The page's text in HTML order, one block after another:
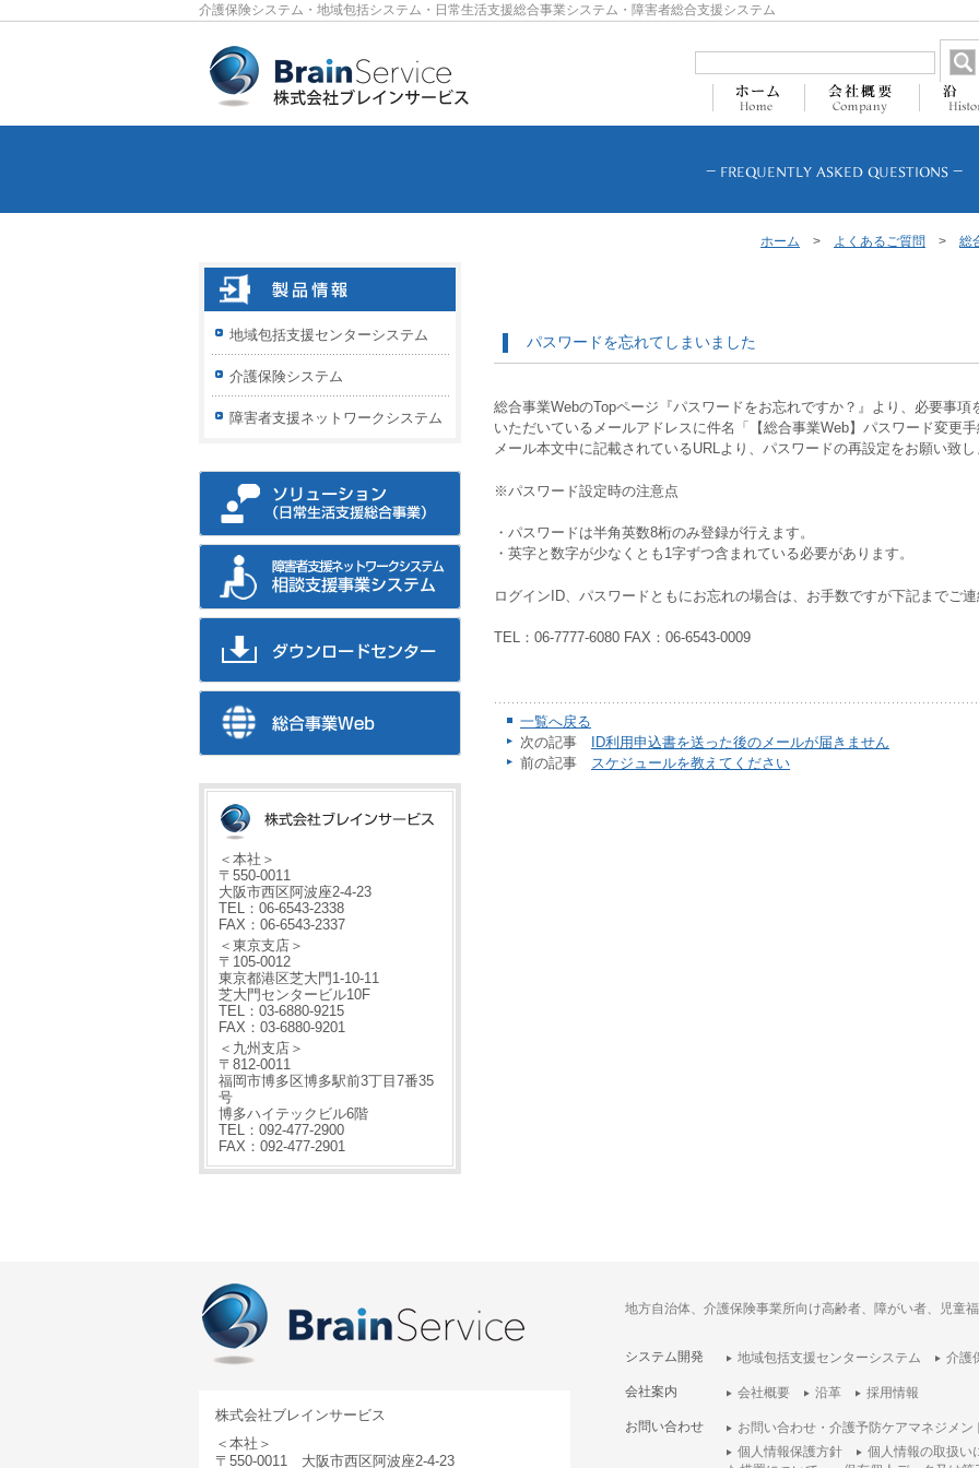
介護保険システム・地域包括システム・日常生活支援総合事業システム・障害者総合支援システム
ホーム > よくあるご質問 > 総
パスワードを忘れてしまいました
総合事業WebのTopページ『パスワードをお忘れですか？』より、必要事
いただいているメールアドレスに件名「【総合事業Web】パスワード変更
メール本文中に記載されているURLより、パスワードの再設定をお願い致し
※パスワード設定時の注意点
・パスワードは半角英数8桁のみ登録が行えます。
・英字と数字が少なくとも1字ずつ含まれている必要があります。
ログインID、パスワードともにお忘れの場合は、お手数ですが下記までご連
TEL：06-7777-6080 FAX：06-6543-0009
一覧へ戻る
次の記事
ID利用申込書を送った後のメールが届きません
前の記事 スケジュールを教えてください
地域包括支援センターシステム
介護保険システム
障害者支援ネットワークシステム
＜本社＞
〒550-0011
大阪市西区阿波座2-4-23
TEL：06-6543-2338
FAX：06-6543-2337
＜東京支店＞
〒105-0012
東京都港区芝大門1-10-11
芝大門センタービル10F
TEL：03-6880-9215
FAX：03-6880-9201
＜九州支店＞
〒812-0011
福岡市博多区博多駅前3丁目7番35
号
博多ハイテックビル6階
TEL：092-477-2900
FAX：092-477-2901
株式会社ブレインサービス
＜本社＞
〒550-0011 大阪市西区阿波座2-4-23
地方自治体、介護保険事業所向け高齢者、障がい者、児童
システム開発 地域包括支援センターシステム 介護
会社案内 会社概要 沿革 採用情報
お問い合わせ
お問い合わせ・介護予防ケアマネジメ
個人情報保護方針
個人情報の取扱い